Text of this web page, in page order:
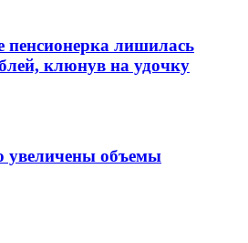
пенсионерка лишилась
клюнув на удочку
увеличены объемы